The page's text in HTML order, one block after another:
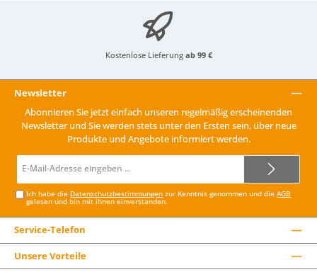
Kostenlose Lieferung ab 99 €
Newsletter
Abonnieren Sie jetzt einfach unseren regelmäßig erscheinenden
Newsletter und Sie werden stets unter den Ersten sein, über neue
Produkte und Angebote informiert werden.
Mail-
Ich habe die Datenschutzbestimmungen zur Kenntnis genommen und dieAGB
gelesen und bin mit ihnen einverstanden.
Service-Telefon
Unsere Vorteile